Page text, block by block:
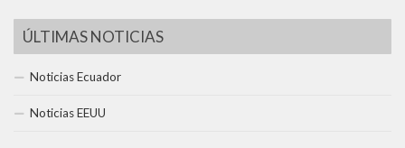
ÚLTIMAS NOTICIAS
Noticias Ecuador
Noticias EEUU